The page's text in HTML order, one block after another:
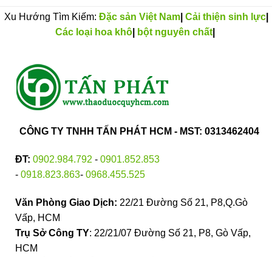
Xu Hướng Tìm Kiếm: Đặc sản Việt Nam| Cải thiện sinh lực|
Các loại hoa khô| bột nguyên chất|
CÔNG TY TNHH TẤN PHÁT HCM - MST: 0313462404
ĐT: 0902.984.792 - 0901.852.853
- 0918.823.863- 0968.455.525
Văn Phòng Giao Dịch: 22/21 Đường Số 21, P8,Q.Gò
Vấp, HCM
Trụ Sở Công TY: 22/21/07 Đường Số 21, P8, Gò Vấp,
HCM